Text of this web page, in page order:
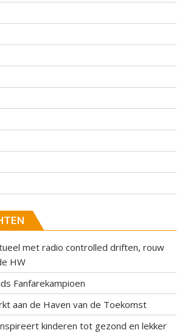
met radio controlled driften, rouw
HW
Fanfarekampioen
aan de Haven van de Toekomst
kinderen tot gezond en lekker